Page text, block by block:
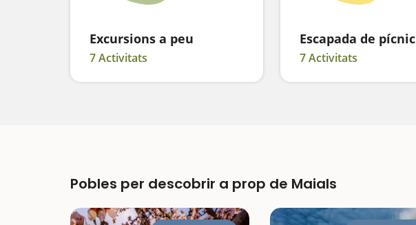
Excursions a peu
7 Activitats
Escapada de pícnic
7 Activitats
Pobles per descobrir a prop de Maials